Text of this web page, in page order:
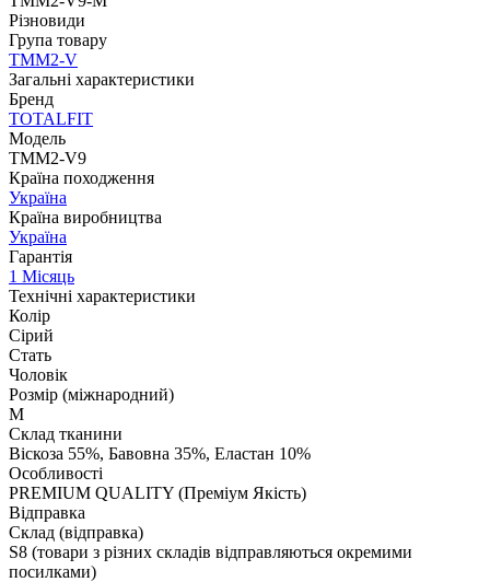
Різновиди
Група товару
TMM2-V
Загальні характеристики
Бренд
TOTALFIT
Модель
TMM2-V9
Країна походження
Україна
Країна виробництва
Україна
Гарантія
1 Місяць
Технічні характеристики
Колір
Сірий
Стать
Чоловік
Розмір (міжнародний)
M
Склад тканини
Віскоза 55%, Бавовна 35%, Еластан 10%
Особливості
PREMIUM QUALITY (Преміум Якість)
Відправка
Склад (відправка)
S8 (товари з різних складів відправляються окремими
посилками)